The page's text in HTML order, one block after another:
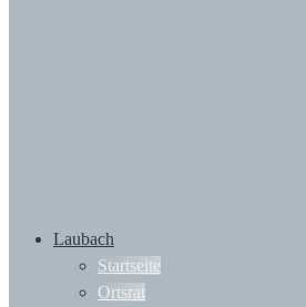
Laubach
Startseite
Ortsrat